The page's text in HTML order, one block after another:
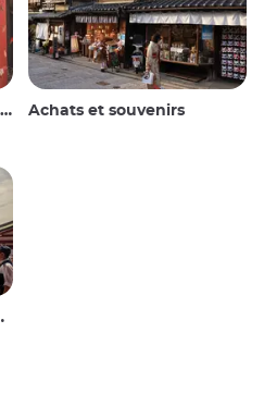
Achats et souvenirs